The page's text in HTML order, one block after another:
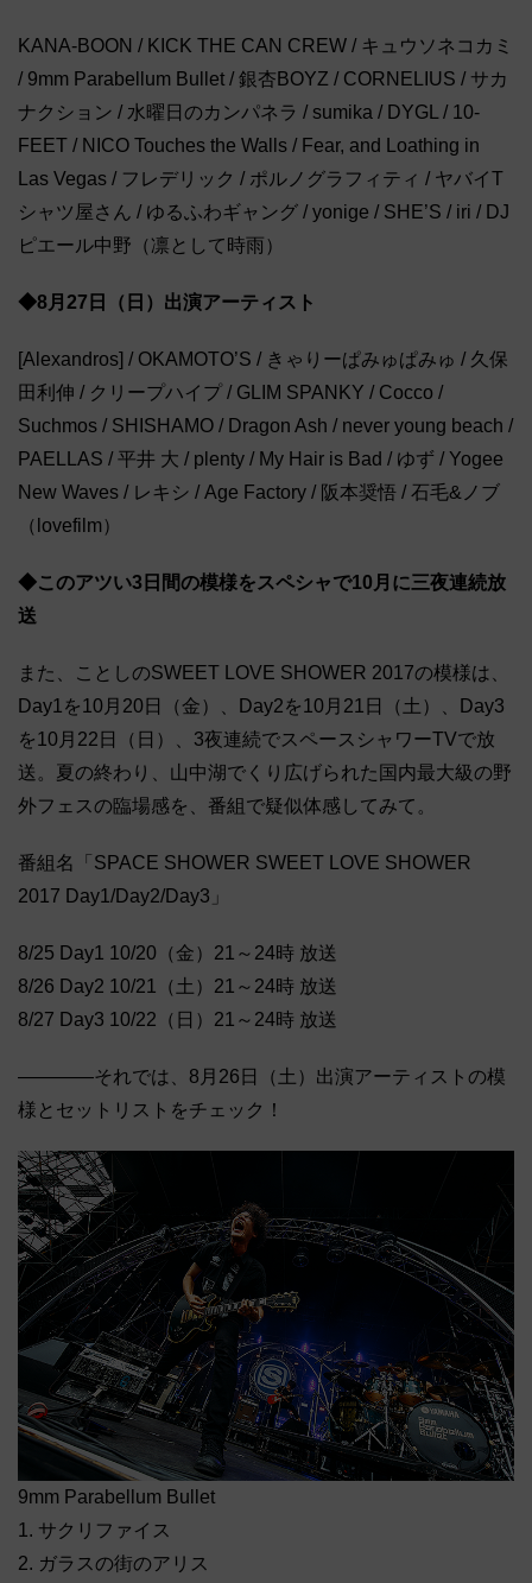
KANA-BOON / KICK THE CAN CREW / キュウソネコカミ
/ 9mm Parabellum Bullet / 銀杏BOYZ / CORNELIUS / サカ
ナクション / 水曜日のカンパネラ / sumika / DYGL / 10-
FEET / NICO Touches the Walls / Fear, and Loathing in
Las Vegas / フレデリック / ポルノグラフィティ / ヤバイT
シャツ屋さん / ゆるふわギャング / yonige / SHE’S / iri / DJ
ピエール中野（凛として時雨）
◆8月27日（日）出演アーティスト
[Alexandros] / OKAMOTO’S / きゃりーぱみゅぱみゅ / 久保
田利伸 / クリープハイプ / GLIM SPANKY / Cocco /
Suchmos / SHISHAMO / Dragon Ash / never young beach /
PAELLAS / 平井 大 / plenty / My Hair is Bad / ゆず / Yogee
New Waves / レキシ / Age Factory / 阪本奨悟 / 石毛&ノブ
（lovefilm）
◆このアツい3日間の模様をスペシャで10月に三夜連続放
送
また、ことしのSWEET LOVE SHOWER 2017の模様は、
Day1を10月20日（金）、Day2を10月21日（土）、Day3
を10月22日（日）、3夜連続でスペースシャワーTVで放
送。夏の終わり、山中湖でくり広げられた国内最大級の野
外フェスの臨場感を、番組で疑似体感してみて。
番組名「SPACE SHOWER SWEET LOVE SHOWER
2017 Day1/Day2/Day3」
8/25 Day1 10/20（金）21～24時 放送
8/26 Day2 10/21（土）21～24時 放送
8/27 Day3 10/22（日）21～24時 放送
――――それでは、8月26日（土）出演アーティストの模
様とセットリストをチェック！
9mm Parabellum Bullet
1. サクリファイス
2. ガラスの街のアリス